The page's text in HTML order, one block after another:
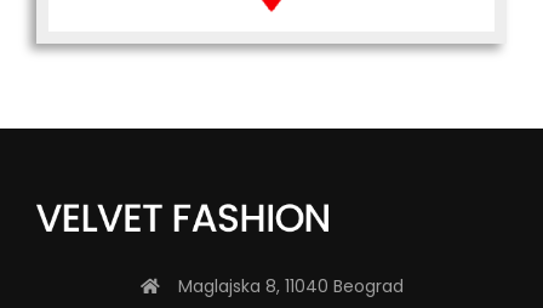
Maglajska 8, 11040 Beograd